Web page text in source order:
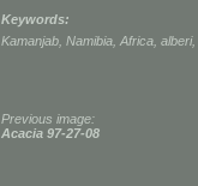
Keywords:
Kamanjab Namibia Africa alberi,
Previous image:
Acacia 97-27-08